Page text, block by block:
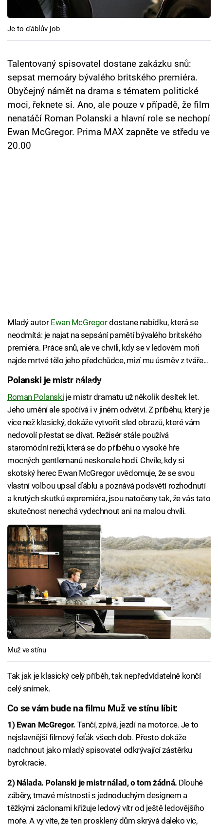
Cool Esport
Pořady
TV Program
Sledujte prima+
Přihlášení
Sledujte nás
Je to ďáblův job
Talentovaný spisovatel dostane zakázku snů:
sepsat memoáry bývalého britského premiéra.
Obyčejný námět na drama s tématem politické
moci, řeknete si. Ano, ale pouze v případě, že film
nenatáčí Roman Polanski a hlavní role se nechopí
Ewan McGregor. Prima MAX zapněte ve středu ve
20.00
Mladý autor Ewan McGregordostane nabídku, která se
neodmítá: je najat na sepsání pamětí bývalého britského
premiéra. Práce snů, ale ve chvíli, kdy se v ledovém moři
najde mrtvé tělo jeho předchůdce, mizí mu úsměv z tváře...
Failed to fetch
Polanski je mistr nálady
Roman Polanski je mistr dramatu už několik desítek let.
Jeho umění ale spočívá i v jiném odvětví. Z příběhu, který je
více než klasický, dokáže vytvořit sled obrazů, které vám
nedovolí přestat se dívat. Režisér stále používá
staromódní režii, která se do příběhu o vysoké hře
mocných gentlemanů neskonale hodí. Chvíle, kdy si
skotský herec Ewan McGregor uvědomuje, že se svou
vlastní volbou upsal ďáblu a poznává podsvětí rozhodnutí
a krutých skutků expremiéra, jsou natočeny tak, že vás tato
skutečnost nenechá vydechnout ani na malou chvíli.
Muž ve stínu
Tak jak je klasický celý příběh, tak nepředvídatelně končí
celý snímek.
Co se vám bude na filmu Muž ve stínu líbit:
1) Ewan McGregor. Tančí, zpívá, jezdí na motorce. Je to
nejslavnější filmový feťák všech dob. Přesto dokáže
nadchnout jako mladý spisovatel odkrývající zástěrku
byrokracie.
2) Nálada. Polanski je mistr nálad, o tom žádná. Dlouhé
záběry, tmavé místnosti s jednoduchým designem a
těžkými záclonami křižuje ledový vítr od ještě ledovějšího
moře. A vy víte, že ten prosklený dům skrývá daleko víc,